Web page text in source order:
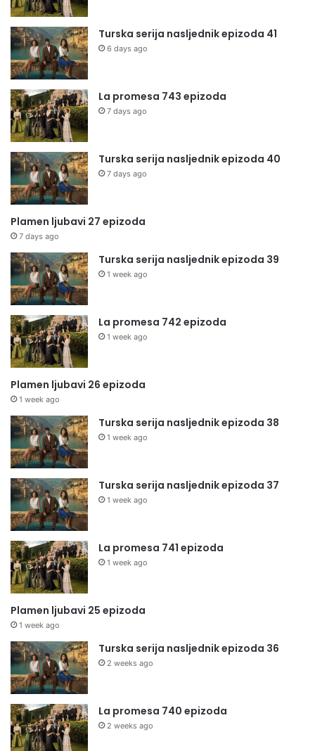
Turska serija nasljednik epizoda 41
6 days ago
La promesa 743 epizoda
7 days ago
Turska serija nasljednik epizoda 40
7 days ago
Plamen ljubavi 27 epizoda
7 days ago
Turska serija nasljednik epizoda 39
1 week ago
La promesa 742 epizoda
1 week ago
Plamen ljubavi 26 epizoda
1 week ago
Turska serija nasljednik epizoda 38
1 week ago
Turska serija nasljednik epizoda 37
1 week ago
La promesa 741 epizoda
1 week ago
Plamen ljubavi 25 epizoda
1 week ago
Turska serija nasljednik epizoda 36
2 weeks ago
La promesa 740 epizoda
2 weeks ago